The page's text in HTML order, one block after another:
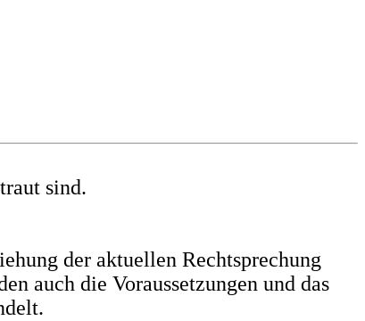
sind.
der aktuellen Rechtsprechung
auch die Voraussetzungen und das